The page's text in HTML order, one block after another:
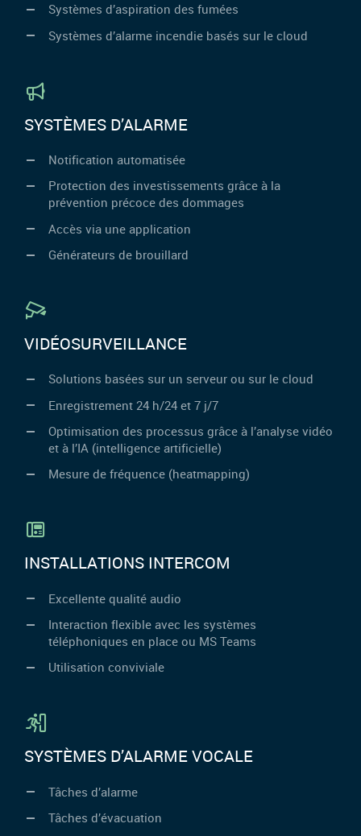
Systèmes d’aspiration des fumées
Systèmes d’alarme incendie basés sur le cloud
SYSTÈMES D’ALARME
Notification automatisée
Protection des investissements grâce à la
prévention précoce des dommages
Accès via une application
Générateurs de brouillard
VIDÉOSURVEILLANCE
Solutions basées sur un serveur ou sur le cloud
Enregistrement 24 h/24 et 7 j/7
Optimisation des processus grâce à l’analyse vidéo
et à l’IA (intelligence artificielle)
Mesure de fréquence (heatmapping)
INSTALLATIONS INTERCOM
Excellente qualité audio
Interaction flexible avec les systèmes
téléphoniques en place ou MS Teams
Utilisation conviviale
SYSTÈMES D’ALARME VOCALE
Tâches d’alarme
Tâches d’évacuation